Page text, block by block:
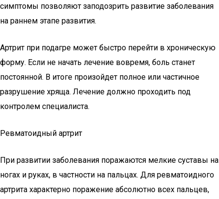
симптомы позволяют заподозрить развитие заболевания
на раннем этапе развития.
Артрит при подагре может быстро перейти в хроническую
форму. Если не начать лечение вовремя, боль станет
постоянной. В итоге произойдет полное или частичное
разрушение хряща. Лечение должно проходить под
контролем специалиста.
Ревматоидный артрит
При развитии заболевания поражаются мелкие суставы на
ногах и руках, в частности на пальцах. Для ревматоидного
артрита характерно поражение абсолютно всех пальцев,